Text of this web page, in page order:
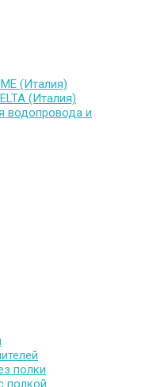
(Италия)
(Италия)
водопровода и
полки
полкой